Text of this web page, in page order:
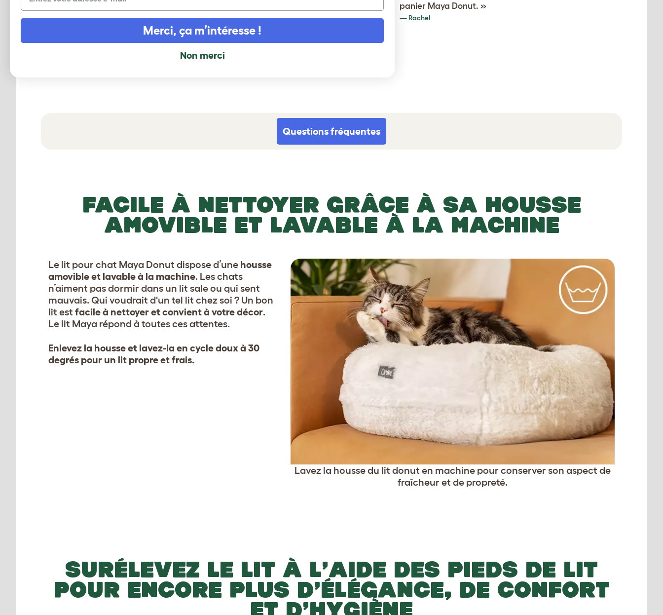
Regardez la vidéo pour voir à quel point le panier à chat donut est doux
panier Maya Donut. »
Rachel
Questions fréquentes
FACILE À NETTOYER GRÂCE À SA HOUSSE
AMOVIBLE ET LAVABLE À LA MACHINE
Lavez la housse du lit donut en machine pour conserver son aspect de
fraîcheur et de propreté.
Le lit pour chat Maya Donut dispose d’une housse
amovible et lavable à la machine. Les chats
n’aiment pas dormir dans un lit sale ou qui sent
mauvais. Qui voudrait d'un tel lit chez soi ? Un bon
lit est facile à nettoyer et convient à votre décor.
Le lit Maya répond à toutes ces attentes.
Enlevez la housse et lavez-la en cycle doux à 30
degrés pour un lit propre et frais.
SURÉLEVEZ LE LIT À L’AIDE DES PIEDS DE LIT
POUR ENCORE PLUS D’ÉLÉGANCE, DE CONFORT
ET D’HYGIÈNE
Merci, ça m’intéresse !
Non merci